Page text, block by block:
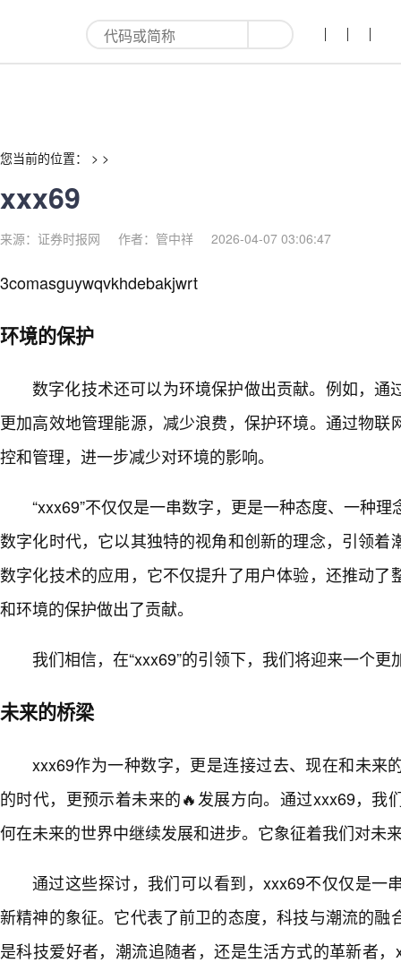
xxx69-红利来
您当前的位置： > >
xxx69
来源：证券时报网 作者：管中祥 2026-04-07 03:06:47
3comasguywqvkhdebakjwrt
环境的保护
数字化技术还可以为环境保护做出贡献。例如，通
更加高效地管理能源，减少浪费，保护环境。通过物联
控和管理，进一步减少对环境的影响。
“xxx69”不仅仅是一串数字，更是一种态度、一种
数字化时代，它以其独特的视角和创新的理念，引领着
数字化技术的应用，它不仅提升了用户体验，还推动了
和环境的保护做出了贡献。
我们相信，在“xxx69”的引领下，我们将迎来一个更
未来的桥梁
xxx69作为一种数字，更是连接过去、现在和未来
的时代，更预示着未来的🔥发展方向。通过xxx69，我
何在未来的世界中继续发展和进步。它象征着我们对未
通过这些探讨，我们可以看到，xxx69不仅仅是一
新精神的象征。它代表了前卫的态度，科技与潮流的融
是科技爱好者，潮流追随者，还是生活方式的革新者